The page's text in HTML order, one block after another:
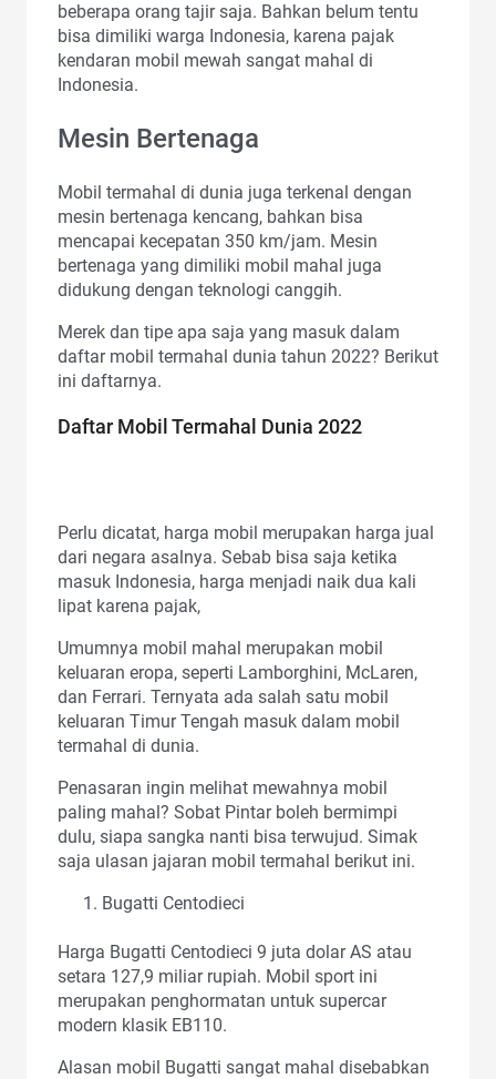
beberapa orang tajir saja. Bahkan belum tentu
bisa dimiliki warga Indonesia, karena pajak
kendaran mobil mewah sangat mahal di
Indonesia.
Mesin Bertenaga
Mobil termahal di dunia juga terkenal dengan
mesin bertenaga kencang, bahkan bisa
mencapai kecepatan 350 km/jam. Mesin
bertenaga yang dimiliki mobil mahal juga
didukung dengan teknologi canggih.
Merek dan tipe apa saja yang masuk dalam
daftar mobil termahal dunia tahun 2022? Berikut
ini daftarnya.
Daftar Mobil Termahal Dunia 2022
Perlu dicatat, harga mobil merupakan harga jual
dari negara asalnya. Sebab bisa saja ketika
masuk Indonesia, harga menjadi naik dua kali
lipat karena pajak,
Umumnya mobil mahal merupakan mobil
keluaran eropa, seperti Lamborghini, McLaren,
dan Ferrari. Ternyata ada salah satu mobil
keluaran Timur Tengah masuk dalam mobil
termahal di dunia.
Penasaran ingin melihat mewahnya mobil
paling mahal? Sobat Pintar boleh bermimpi
dulu, siapa sangka nanti bisa terwujud. Simak
saja ulasan jajaran mobil termahal berikut ini.
Bugatti Centodieci
Harga Bugatti Centodieci 9 juta dolar AS atau
setara 127,9 miliar rupiah. Mobil sport ini
merupakan penghormatan untuk supercar
modern klasik EB110.
Alasan mobil Bugatti sangat mahal disebabkan